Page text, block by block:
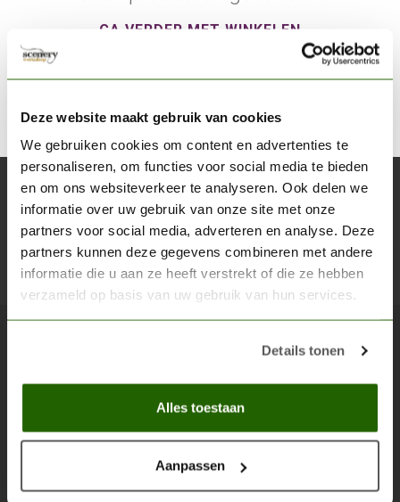
Deze website maakt gebruik van cookies
We gebruiken cookies om content en advertenties te
personaliseren, om functies voor social media te bieden
en om ons websiteverkeer te analyseren. Ook delen we
informatie over uw gebruik van onze site met onze
partners voor social media, adverteren en analyse. Deze
partners kunnen deze gegevens combineren met andere
informatie die u aan ze heeft verstrekt of die ze hebben
verzameld op basis van uw gebruik van hun services.
Details tonen
Alles toestaan
Aanpassen
GA VERDER MET WINKELEN
Abonneer je op onze nieuwsbrief
Blijf op de hoogte over onze laatste acties
Alles voor je miniature wargaming en scenery
Grootstalselaan 46